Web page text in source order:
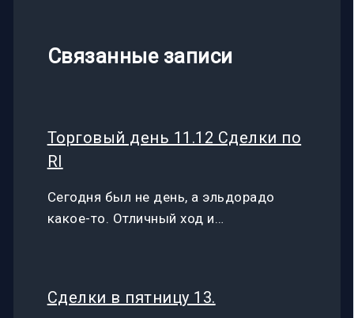
Связанные записи
Торговый день 11.12 Сделки по
RI
Сегодня был не день, а эльдорадо
какое-то. Отличный ход и…
Сделки в пятницу 13.